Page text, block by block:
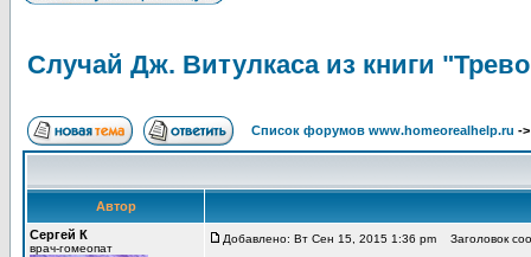
Случай Дж. Витулкаса из книги
Список форумов www.homeorealhelp.ru -
Автор
Сергей К
врач-гомеопат
Добавлено: Вт Сен 15, 2015 1:36 pm Заголовок